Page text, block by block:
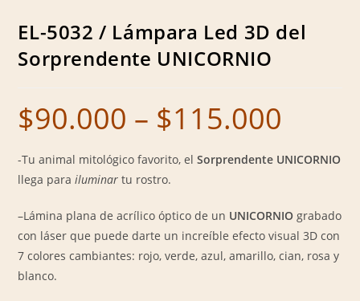
EL-5032 / Lámpara Led 3D del
Sorprendente UNICORNIO
$90.000 – $115.000
$115.000
-Tu animal mitológico favorito, elSorprendente UNICORNIO
llega parailuminar tu rostro.
–Lámina plana de acrílico óptico de un UNICORNIO grabado
con láser que puede darte un increíble efecto visual 3D con
7 colores cambiantes: rojo, verde, azul, amarillo, cian, rosa y
blanco.